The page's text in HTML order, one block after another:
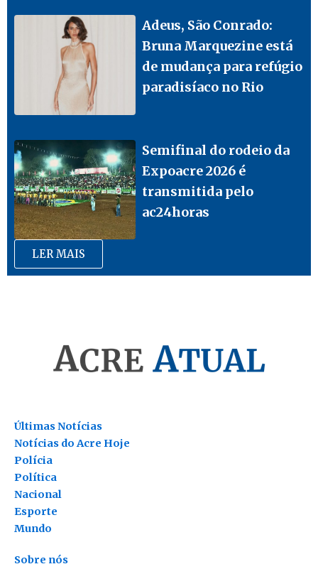
Adeus, São Conrado:
Bruna Marquezine está
de mudança para refúgio
paradisíaco no Rio
Semifinal do rodeio da
Expoacre 2026 é
transmitida pelo
ac24horas
LER MAIS
Últimas Notícias
Notícias do Acre Hoje
Polícia
Política
Nacional
Esporte
Mundo
Sobre nós